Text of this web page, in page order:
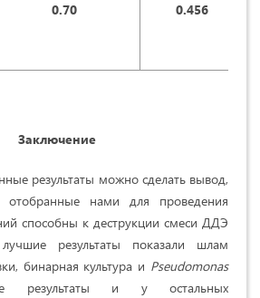
0.70 0.456
Заключение
результаты можно сделать вывод,
отобранные нами для проведения
способны к деструкции смеси ДДЭ
результаты показали шлам
бинарная культура и Pseudomonas
результаты и у остальных